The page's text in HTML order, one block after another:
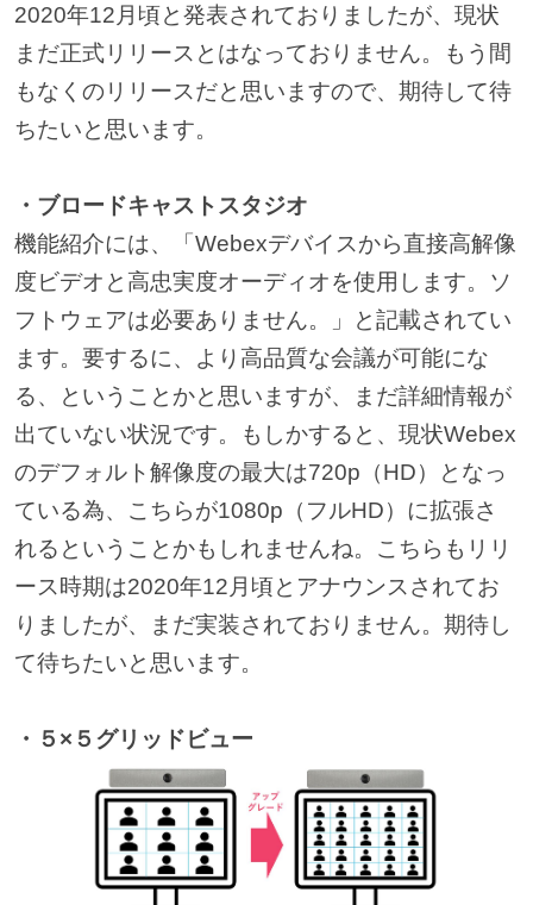
2020年12月頃と発表されておりましたが、現状
まだ正式リリースとはなっておりません。もう間
もなくのリリースだと思いますので、期待して待
ちたいと思います。
・ブロードキャストスタジオ
機能紹介には、「Webexデバイスから直接高解像
度ビデオと高忠実度オーディオを使用します。ソ
フトウェアは必要ありません。」と記載されてい
ます。要するに、より高品質な会議が可能にな
る、ということかと思いますが、まだ詳細情報が
出ていない状況です。もしかすると、現状Webex
のデフォルト解像度の最大は720p（HD）となっ
ている為、こちらが1080p（フルHD）に拡張さ
れるということかもしれませんね。こちらもリリ
ース時期は2020年12月頃とアナウンスされてお
りましたが、まだ実装されておりません。期待し
て待ちたいと思います。
・５×５グリッドビュー